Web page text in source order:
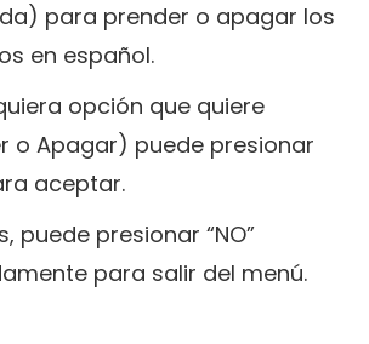
para prender o apagar los
en español.
opción que quiere
o Apagar) puede presionar
aceptar.
puede presionar “NO”
para salir del menú.